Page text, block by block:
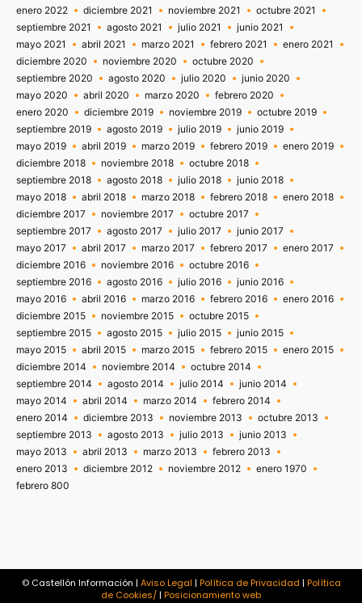
enero 2022
diciembre 2021 noviembre 2021
octubre 2021
septiembre 2021
agosto 2021 julio 2021
junio 2021
mayo 2021
abril 2021 marzo 2021 febrero 2021
enero 2021
diciembre 2020
noviembre 2020
octubre 2020
septiembre 2020
agosto 2020 julio 2020
junio 2020
mayo 2020
abril 2020 marzo 2020
febrero 2020
enero 2020
diciembre 2019 noviembre 2019
octubre 2019
septiembre 2019
agosto 2019 julio 2019
junio 2019
mayo 2019
abril 2019 marzo 2019 febrero 2019
enero 2019
diciembre 2018
noviembre 2018
octubre 2018
septiembre 2018
agosto 2018 julio 2018
junio 2018
mayo 2018
abril 2018 marzo 2018 febrero 2018
enero 2018
diciembre 2017
noviembre 2017
octubre 2017
septiembre 2017
agosto 2017 julio 2017
junio 2017
mayo 2017
abril 2017 marzo 2017 febrero 2017
enero 2017
diciembre 2016
noviembre 2016
octubre 2016
septiembre 2016
agosto 2016 julio 2016
junio 2016
mayo 2016
abril 2016 marzo 2016 febrero 2016
enero 2016
diciembre 2015
noviembre 2015
octubre 2015
septiembre 2015
agosto 2015 julio 2015
junio 2015
mayo 2015
abril 2015 marzo 2015 febrero 2015
enero 2015
diciembre 2014
noviembre 2014
octubre 2014
septiembre 2014
agosto 2014 julio 2014
junio 2014
mayo 2014
abril 2014 marzo 2014
febrero 2014
enero 2014
diciembre 2013 noviembre 2013
octubre 2013
septiembre 2013
agosto 2013 julio 2013
junio 2013
mayo 2013
abril 2013 marzo 2013
febrero 2013
enero 2013
diciembre 2012 noviembre 2012
enero 1970
febrero 800
© Castellón Información | Aviso Legal | Política de Privacidad | Política
de Cookies/| Posicionamiento web